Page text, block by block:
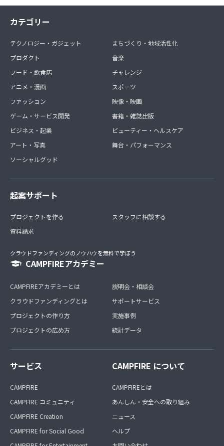
カテゴリー
テクノロジー・ガジェット
プロダクト
フード・飲食店
アニメ・漫画
ファッション
ゲーム・サービス開発
ビジネス・起業
アート・写真
ソーシャルグッド
まちづくり・地域活性化
音楽
チャレンジ
スポーツ
映像・映画
書籍・雑誌出版
ビューティー・ヘルスケア
舞台・パフォーマンス
起案サポート
プロジェクトを作る
資料請求
スタッフに相談する
クラウドファンディングのノウハウを無料で学ぼう
CAMPFIREアカデミー
CAMPFIREアカデミーとは
クラウドファンディングとは
プロジェクトの作り方
プロジェクトの広め方
説明会・相談会
サポートサービス
実施事例
統計データ
サービス
CAMPFIRE
CAMPFIRE コミュニティ
CAMPFIRE Creation
CAMPFIRE for Social Good
CAMPFIRE について
CAMPFIREとは
あんしん・安全への取り組み
ニュース
ヘルプ